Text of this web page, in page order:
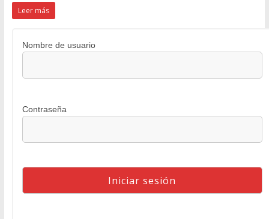
Leer más
Nombre de usuario
Contraseña